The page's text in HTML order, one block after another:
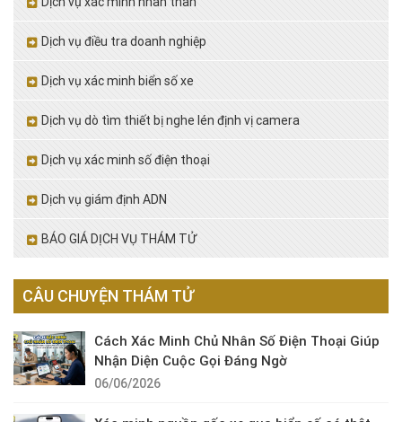
Dịch vụ điều tra doanh nghiệp
Dịch vụ xác minh biển số xe
Dịch vụ dò tìm thiết bị nghe lén định vị camera
Dịch vụ xác minh số điện thoại
Dịch vụ giám định ADN
BÁO GIÁ DỊCH VỤ THÁM TỬ
CÂU CHUYỆN THÁM TỬ
Cách Xác Minh Chủ Nhân Số Điện Thoại Giúp
Nhận Diện Cuộc Gọi Đáng Ngờ
06/06/2026